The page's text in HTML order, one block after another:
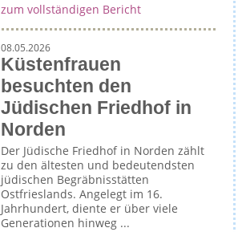
zum vollständigen Bericht
08.05.2026
Küstenfrauen
besuchten den
Jüdischen Friedhof in
Norden
Der Jüdische Friedhof in Norden zählt
zu den ältesten und bedeutendsten
jüdischen Begräbnisstätten
Ostfrieslands. Angelegt im 16.
Jahrhundert, diente er über viele
Generationen hinweg ...